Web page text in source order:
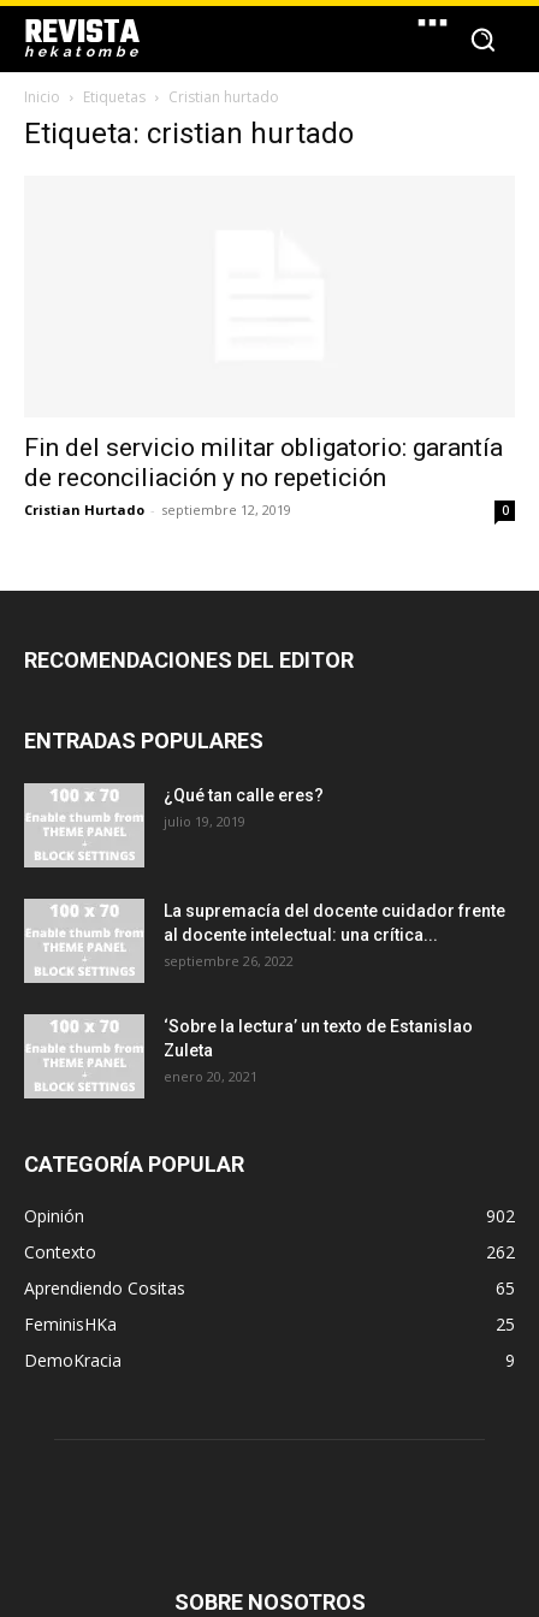
REVISTA
hekatombe
Inicio Etiquetas Cristian hurtado
Etiqueta: cristian hurtado
Fin del servicio militar obligatorio: garantía
de reconciliación y no repetición
Cristian Hurtado - septiembre 12, 2019 0
RECOMENDACIONES DEL EDITOR
ENTRADAS POPULARES
¿Qué tan calle eres?
julio 19, 2019
La supremacía del docente cuidador frente
al docente intelectual: una crítica...
septiembre 26, 2022
‘Sobre la lectura’ un texto de Estanislao
Zuleta
enero 20, 2021
CATEGORÍA POPULAR
Opinión
902
Contexto
262
Aprendiendo Cositas
65
FeminisHKa
25
DemoKracia
9
SOBRE NOSOTROS